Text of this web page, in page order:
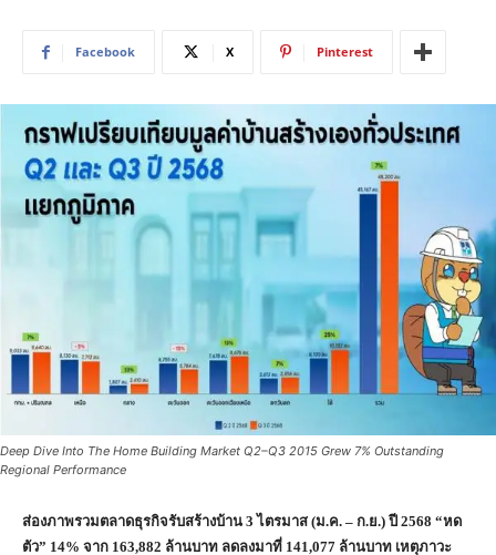
Facebook X Pinterest
Deep Dive Into The Home Building Market Q2–Q3 2015 Grew 7% Outstanding
Regional Performance
ส่องภาพรวมตลาดธุรกิจรับสร้างบ้าน 3 ไตรมาส (ม.ค. – ก.ย.) ปี 2568 “หด
ตัว” 14% จาก 163,882 ล้านบาท ลดลงมาที่ 141,077 ล้านบาท เหตุภาวะ